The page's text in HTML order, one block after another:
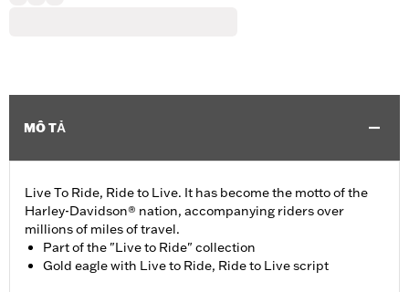
MÔ TẢ
Live To Ride, Ride to Live. It has become the motto of the
Harley-Davidson® nation, accompanying riders over
millions of miles of travel.
Part of the "Live to Ride" collection
Gold eagle with Live to Ride, Ride to Live script